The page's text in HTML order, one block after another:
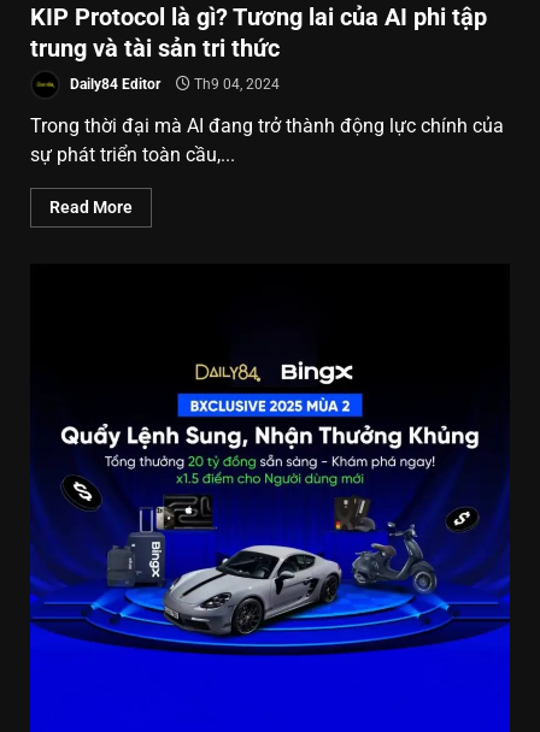
KIP Protocol là gì? Tương lai của AI phi tập
trung và tài sản tri thức
Daily84 Editor Th9 04, 2024
Trong thời đại mà AI đang trở thành động lực chính của
sự phát triển toàn cầu,...
Read More